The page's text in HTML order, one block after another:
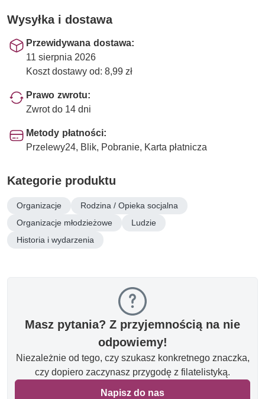
Wysyłka i dostawa
Przewidywana dostawa:
11 sierpnia 2026
Koszt dostawy od: 8,99 zł
Prawo zwrotu:
Zwrot do 14 dni
Metody płatności:
Przelewy24, Blik, Pobranie, Karta płatnicza
Kategorie produktu
Organizacje
Rodzina / Opieka socjalna
Organizacje młodzieżowe
Ludzie
Historia i wydarzenia
Masz pytania? Z przyjemnością na nie
odpowiemy!
Niezależnie od tego, czy szukasz konkretnego znaczka,
czy dopiero zaczynasz przygodę z filatelistyką.
Napisz do nas